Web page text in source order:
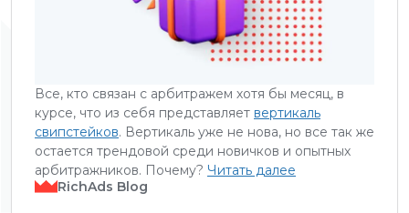
Все, кто связан с арбитражем хотя бы месяц, в
курсе, что из себя представляет вертикаль
свипстейков. Вертикаль уже не нова, но все так же
остается трендовой среди новичков и опытных
арбитражников. Почему? Читать далее
RichAds Blog